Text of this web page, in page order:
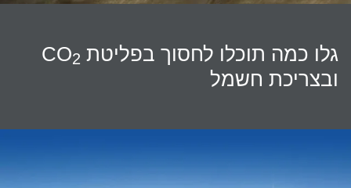
גלו כמה תוכלו לחסוך בפליטת CO 2
ובצריכת חשמל